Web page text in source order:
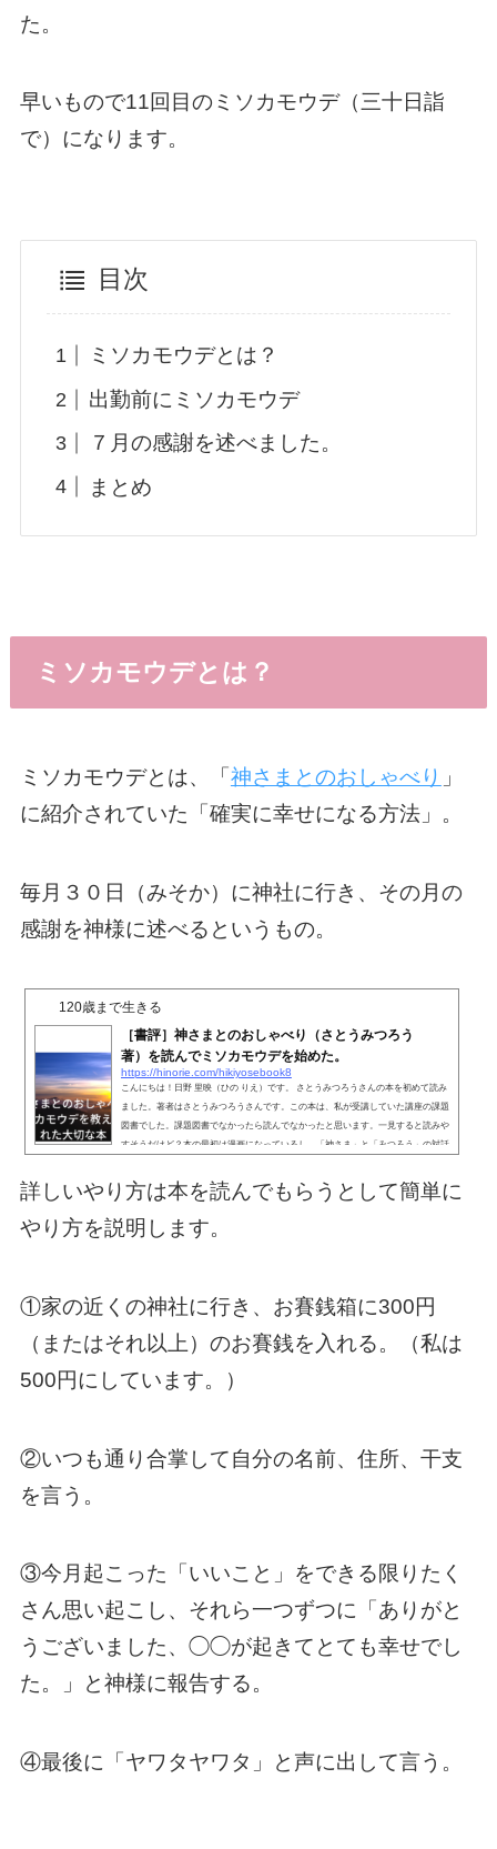
た。
早いもので11回目のミソカモウデ（三十日詣
で）になります。
目次
ミソカモウデとは？
出勤前にミソカモウデ
７月の感謝を述べました。
まとめ
ミソカモウデとは？
ミソカモウデとは、「 神さまとのおしゃべり 」
に紹介されていた「確実に幸せになる方法」。
毎月３０日（みそか）に神社に行き、その月の
感謝を神様に述べるというもの。
120歳まで生きる
［書評］神さまとのおしゃべり（さとうみつろう
著）を読んでミソカモウデを始めた。
https://hinorie.com/hikiyosebook8
こんにちは！日野 里映（ひの りえ）です。 さとうみつろうさんの本を初めて読み
ました。著者はさとうみつろうさんです。この本は、私が受講していた講座の課題
図書でした。課題図書でなかったら読んでなかったと思います。一見すると読みや
すそうだけど？本の最初は漫画になっているし、「神さま」と「みつろう」の対話
ジもあり、内容も気軽に読んだら頭に入りにくいところもあり（正直最初は難しい
本だな〜という感想を抱きました。）すんなり頭に入...
詳しいやり方は本を読んでもらうとして簡単に
やり方を説明します。
①家の近くの神社に行き、お賽銭箱に300円
（またはそれ以上）のお賽銭を入れる。（私は
500円にしています。）
②いつも通り合掌して自分の名前、住所、干支
を言う。
③今月起こった「いいこと」をできる限りたく
さん思い起こし、それら一つずつに「ありがと
うございました、◯◯が起きてとても幸せでし
た。」と神様に報告する。
④最後に「ヤワタヤワタ」と声に出して言う。